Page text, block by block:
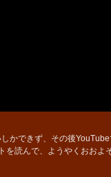
かできず、その後
読んで、ようやくおおよ